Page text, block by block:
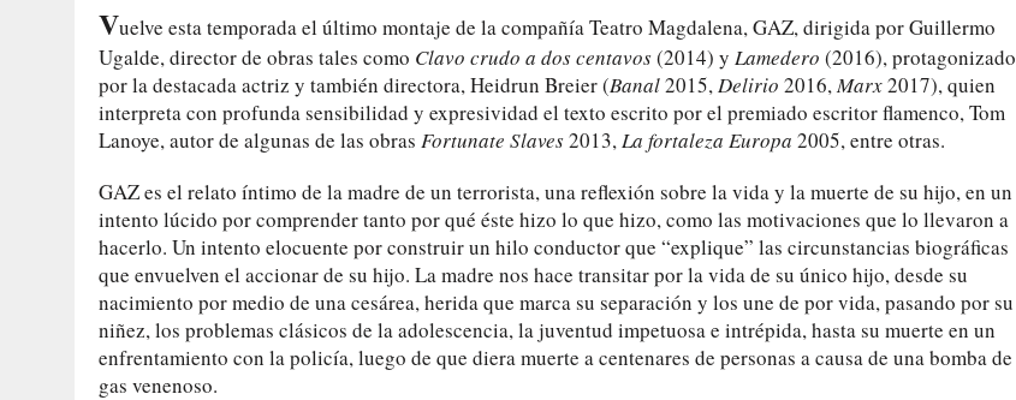
Vuelve esta temporada el último montaje de la compañía Teatro Magdalena, GAZ, dirigida por Guillermo
Ugalde, director de obras tales como Clavo crudo a dos centavos(2014) y Lamedero (2016), protagonizado
por la destacada actriz y también directora, Heidrun Breier (Banal2015,Delirio 2016,Marx2017), quien
interpreta con profunda sensibilidad y expresividad el texto escrito por el premiado escritor flamenco, Tom
Lanoye, autor de algunas de las obras Fortunate Slaves2013,La fortaleza Europa 2005, entre otras.
GAZ es el relato íntimo de la madre de un terrorista, una reflexión sobre la vida y la muerte de su hijo, en un
intento lúcido por comprender tanto por qué éste hizo lo que hizo, como las motivaciones que lo llevaron a
hacerlo. Un intento elocuente por construir un hilo conductor que “explique” las circunstancias biográficas
que envuelven el accionar de su hijo. La madre nos hace transitar por la vida de su único hijo, desde su
nacimiento por medio de una cesárea, herida que marca su separación y los une de por vida, pasando por su
niñez, los problemas clásicos de la adolescencia, la juventud impetuosa e intrépida, hasta su muerte en un
enfrentamiento con la policía, luego de que diera muerte a centenares de personas a causa de una bomba de
gas venenoso.